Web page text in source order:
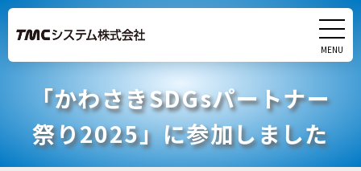
MENU
「かわさきSDGsパートナー
祭り2025」に参加しました
CLOSE
サービス